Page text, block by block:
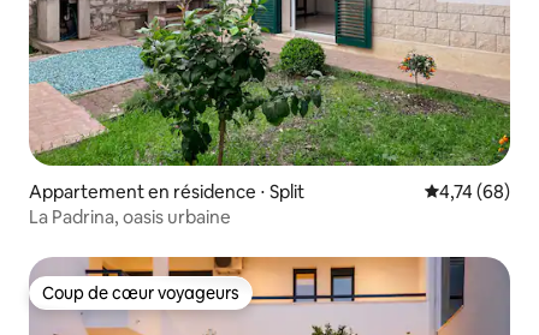
Appartement en résidence ⋅ Split Évaluation
4,74 (68)
La Padrina, oasis urbaine
Coup de cœur voyageurs
Coup de cœur voyageurs